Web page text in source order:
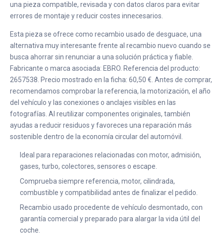
una pieza compatible, revisada y con datos claros para evitar
errores de montaje y reducir costes innecesarios.
Esta pieza se ofrece como recambio usado de desguace, una
alternativa muy interesante frente al recambio nuevo cuando se
busca ahorrar sin renunciar a una solución práctica y fiable.
Fabricante o marca asociada: EBRO. Referencia del producto:
2657538. Precio mostrado en la ficha: 60,50 €. Antes de comprar,
recomendamos comprobar la referencia, la motorización, el año
del vehículo y las conexiones o anclajes visibles en las
fotografías. Al reutilizar componentes originales, también
ayudas a reducir residuos y favoreces una reparación más
sostenible dentro de la economía circular del automóvil.
Ideal para reparaciones relacionadas con motor, admisión,
gases, turbo, colectores, sensores o escape.
Comprueba siempre referencia, motor, cilindrada,
combustible y compatibilidad antes de finalizar el pedido.
Recambio usado procedente de vehículo desmontado, con
garantía comercial y preparado para alargar la vida útil del
coche.